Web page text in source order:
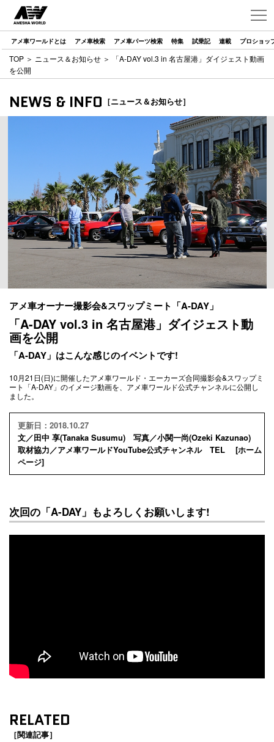
アメ車ワールドとは アメ車検索 アメ車パーツ検索 特集 試乗記 連載 プロショッ
TOP ＞ ニュース＆お知らせ ＞ 「A-DAY vol.3 in 名古屋港」ダイジェスト動画
を公開
NEWS & INFO ［ニュース＆お知らせ］
アメ車オーナー撮影会&スワップミート「A-DAY」
「A-DAY vol.3 in 名古屋港」ダイジェスト動
画を公開
「A-DAY」はこんな感じのイベントです!
10月21日(日)に開催したアメ車ワールド・エーカーズ合同撮影会&スワップミ
ート「A-DAY」のイメージ動画を、アメ車ワールド公式チャンネルに公開し
ました。
更新日：2018.10.27
文／田中 享(Tanaka Susumu) 写真／小関一尚(Ozeki Kazunao)
取材協力／アメ車ワールドYouTube公式チャンネル TEL [ホーム
ページ]
次回の「A-DAY」もよろしくお願いします!
RELATED
［関連記事］